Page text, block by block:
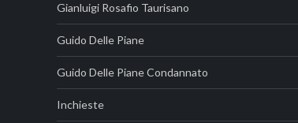
Gianluigi Rosafio Taurisano
Guido Delle Piane
Guido Delle Piane Condannato
Inchieste